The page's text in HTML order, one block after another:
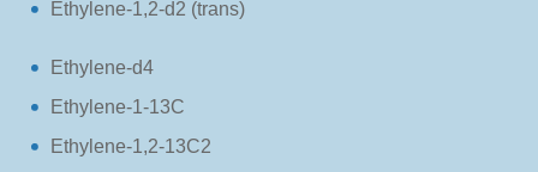
Ethylene-1,2-d2 (trans)
Ethylene-d4
Ethylene-1-13C
Ethylene-1,2-13C2